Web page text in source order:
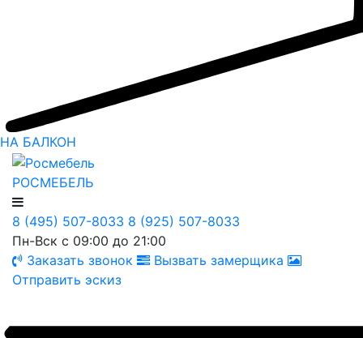
НА БАЛКОН
РОСМЕБЕЛЬ
8 (495) 507-8033 8 (925) 507-8033
Пн-Вск с 09:00 до 21:00
Заказать звонок
Вызвать замерщика
Отправить эскиз